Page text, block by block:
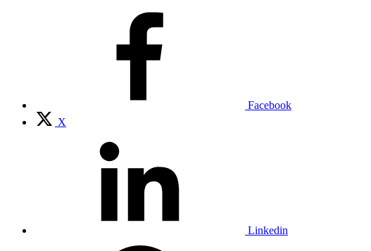
Facebook
X
Linkedin